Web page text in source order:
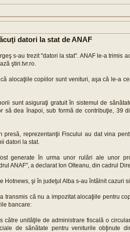
datori la stat de ANAF
s-au trezit "datori la stat". ANAF le-a trimis
ştiri.tvr.ro.
alocaţiile copiilor sunt venituri, aşa că le-a
sunt asiguraţi gratuit în sistemul de
să dea înapoi, sub formă de contribuţie, 39
presă, reprezentanţii Fiscului au dat vina
datori la stat.
generate în urma unor rulări ale unor
ANAF", a declarat Ion Olteanu, din cadrul
Hotnews, şi în judeţul Alba s-au întâlnit cazuri
transmis că nu a impozitat alocaţiile pentru
bancare:
către unităţile de administrare fiscală o
de sănătate pentru veniturile obţinute